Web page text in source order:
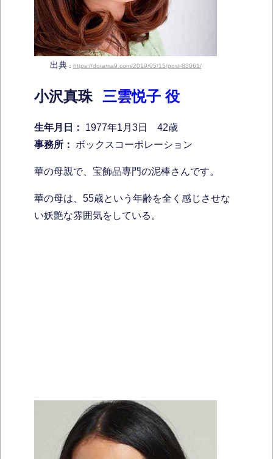
出典： https://dorama9.com/2019/05/15/post-83061/
小沢真珠 三雲悦子 役
生年月日：
1977年1月3日 42歳
事務所：
ボックスコーポレーション
華の母親で、宝飾品専門の泥棒さんです。
華の母は、55歳という年齢を全く感じさせな
い妖艶な雰囲気をしている。